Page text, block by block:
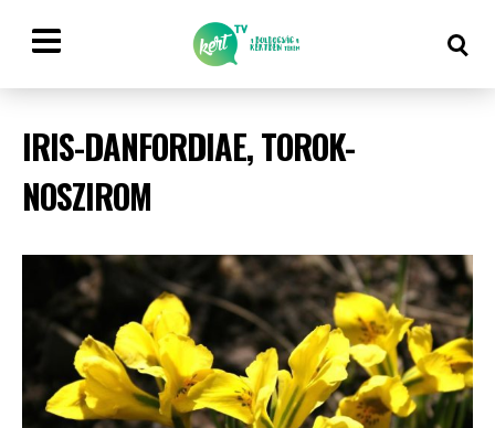
IRIS-DANFORDIAE, TOROK-
NOSZIROM